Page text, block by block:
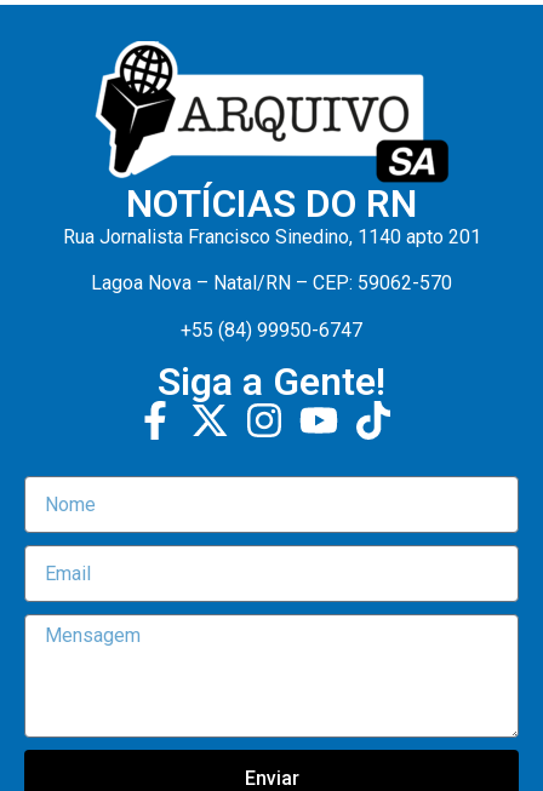
NOTÍCIAS DO RN
Rua Jornalista Francisco Sinedino, 1140 apto 201
Lagoa Nova – Natal/RN – CEP: 59062-570
+55 (84) 99950-6747
Siga a Gente!
Enviar